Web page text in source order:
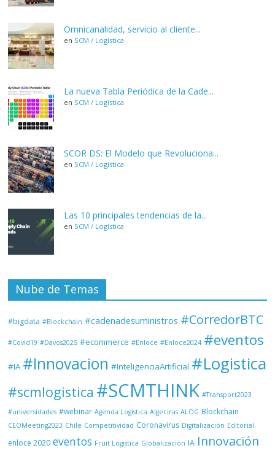
Omnicanalidad, servicio al cliente...
en SCM / Logística
La nueva Tabla Periódica de la Cade...
en SCM / Logística
SCOR DS: El Modelo que Revoluciona...
en SCM / Logística
Las 10 principales tendencias de la...
en SCM / Logística
Nube de Temas
#bigdata #Blockchain #cadenadesuministros #CorredorBTC
#Covid19 #Davos2025 #ecommerce #Enloce #Enloce2024 #eventos
#IA #Innovacion #InteligenciaArtificial #Logistica
#scmlogistica #SCMTHINK #Transport2023
#universidades #webinar Agenda Logística Algeciras ALOG Blockchain
CEOMeeting2023 Chile Competitividad Coronavirus Digitalización Editorial
enloce 2020 eventos Fruit Logistica Globalización IA Innovación